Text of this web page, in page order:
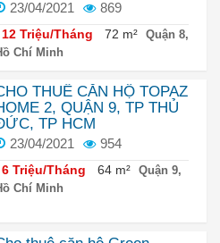
23/04/2021 869
12 Triệu/Tháng 72 m²
Quận 8,
Chí Minh
THUÊ CĂN HỘ TOPAZ
2, QUẬN 9, TP THỦ
TP HCM
23/04/2021 954
6 Triệu/Tháng 64 m²
Quận 9,
Chí Minh